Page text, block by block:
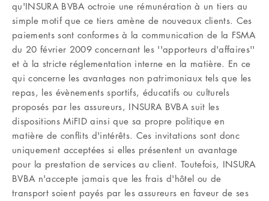
qu'INSURA BVBA octroie une rémunération à un tiers au
simple motif que ce tiers amène de nouveaux clients. Ces
paiements sont conformes à la communication de la FSMA
du 20 février 2009 concernant les ''apporteurs d'affaires''
et à la stricte réglementation interne en la matière. En ce
qui concerne les avantages non patrimoniaux tels que les
repas, les évènements sportifs, éducatifs ou culturels
proposés par les assureurs, INSURA BVBA suit les
dispositions MiFID ainsi que sa propre politique en
matière de conflits d'intérêts. Ces invitations sont donc
uniquement acceptées si elles présentent un avantage
pour la prestation de services au client. Toutefois, INSURA
BVBA n'accepte jamais que les frais d'hôtel ou de
transport soient payés par les assureurs en faveur de ses